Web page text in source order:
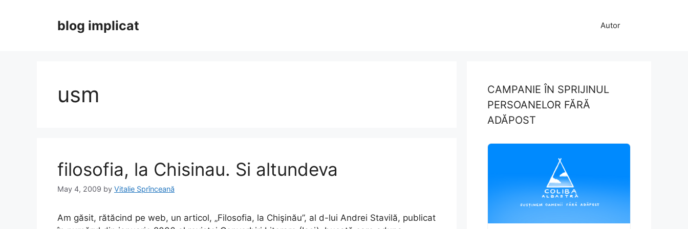
blog implicat Autor
usm
filosofia, la Chisinau. Si altundeva
May 4, 2009 by Vitalie Sprînceană
Am găsit, rătăcind pe web, un articol, „Filosofia, la Chişinău”, al d-lui Andrei Stavilă, publicat
CAMPANIE ÎN SPRIJINUL
PERSOANELOR FĂRĂ
ADĂPOST